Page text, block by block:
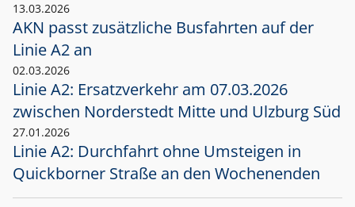
13.03.2026
AKN passt zusätzliche Busfahrten auf der
Linie A2 an
02.03.2026
Linie A2: Ersatzverkehr am 07.03.2026
zwischen Norderstedt Mitte und Ulzburg Süd
27.01.2026
Linie A2: Durchfahrt ohne Umsteigen in
Quickborner Straße an den Wochenenden